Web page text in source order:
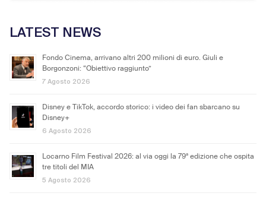
LATEST NEWS
Fondo Cinema, arrivano altri 200 milioni di euro. Giuli e
Borgonzoni: “Obiettivo raggiunto”
7 Agosto 2026
Disney e TikTok, accordo storico: i video dei fan sbarcano su
Disney+
6 Agosto 2026
Locarno Film Festival 2026: al via oggi la 79ª edizione che ospita
tre titoli del MIA
5 Agosto 2026